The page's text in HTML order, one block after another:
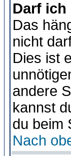
Darf ich
Das
nicht
Dies ist
andere
kannst
du beim
Nach